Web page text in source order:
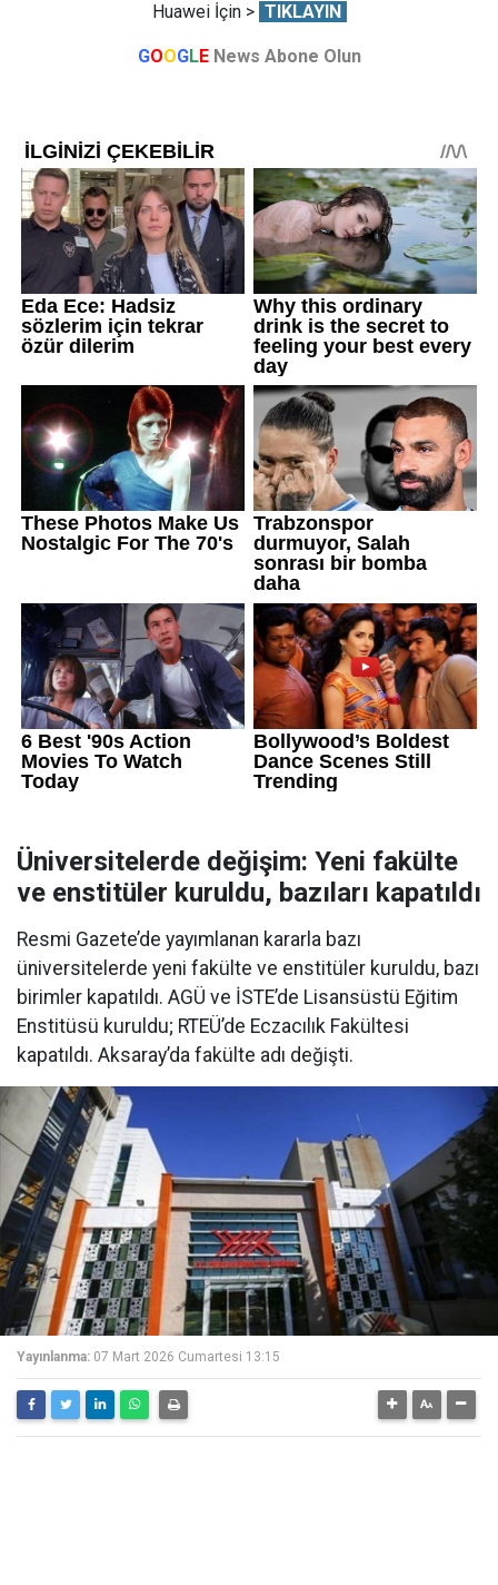
Huawei İçin > TIKLAYIN
GOOGLE News Abone Olun
Üniversitelerde değişim: Yeni fakülte
ve enstitüler kuruldu, bazıları kapatıldı
Resmi Gazete’de yayımlanan kararla bazı
üniversitelerde yeni fakülte ve enstitüler kuruldu, bazı
birimler kapatıldı. AGÜ ve İSTE’de Lisansüstü Eğitim
Enstitüsü kuruldu; RTEÜ’de Eczacılık Fakültesi
kapatıldı. Aksaray’da fakülte adı değişti.
Yayınlanma: 07 Mart 2026 Cumartesi 13:15